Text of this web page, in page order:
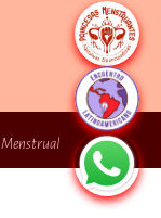
Menstrual